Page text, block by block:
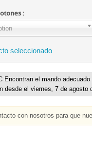
:
seleccionado
Encontran el mando
desde el viernes, 7 de agosto
con nosotros para que